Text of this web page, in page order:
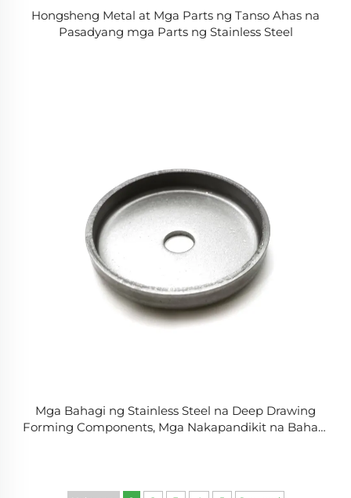
Hongsheng Metal at Mga Parts ng Tanso Ahas na
Pasadyang mga Parts ng Stainless Steel
Mga Bahagi ng Stainless Steel na Deep Drawing
Forming Components, Mga Nakapandikit na Bahagi